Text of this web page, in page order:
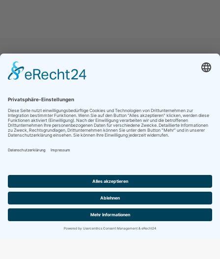
Jetzt folgen für noch mehr Einblicke ins
Vereinsleben:
Impressum
Datenschutz